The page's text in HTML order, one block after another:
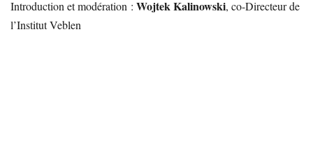
Introduction et modération : Wojtek Kalinowski, co-Directeur de
l’Institut Veblen